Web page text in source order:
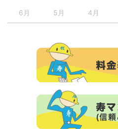
6月 5月 4月